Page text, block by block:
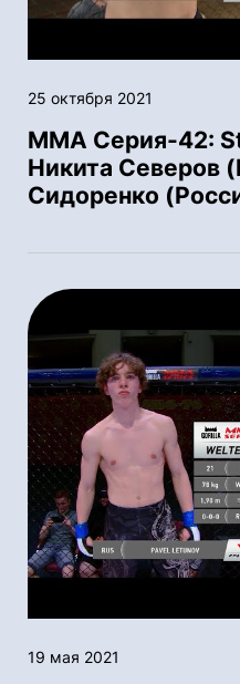
25 октября 2021
ММА Серия-42:
Никита Северов
Сидоренко
19 мая 2021